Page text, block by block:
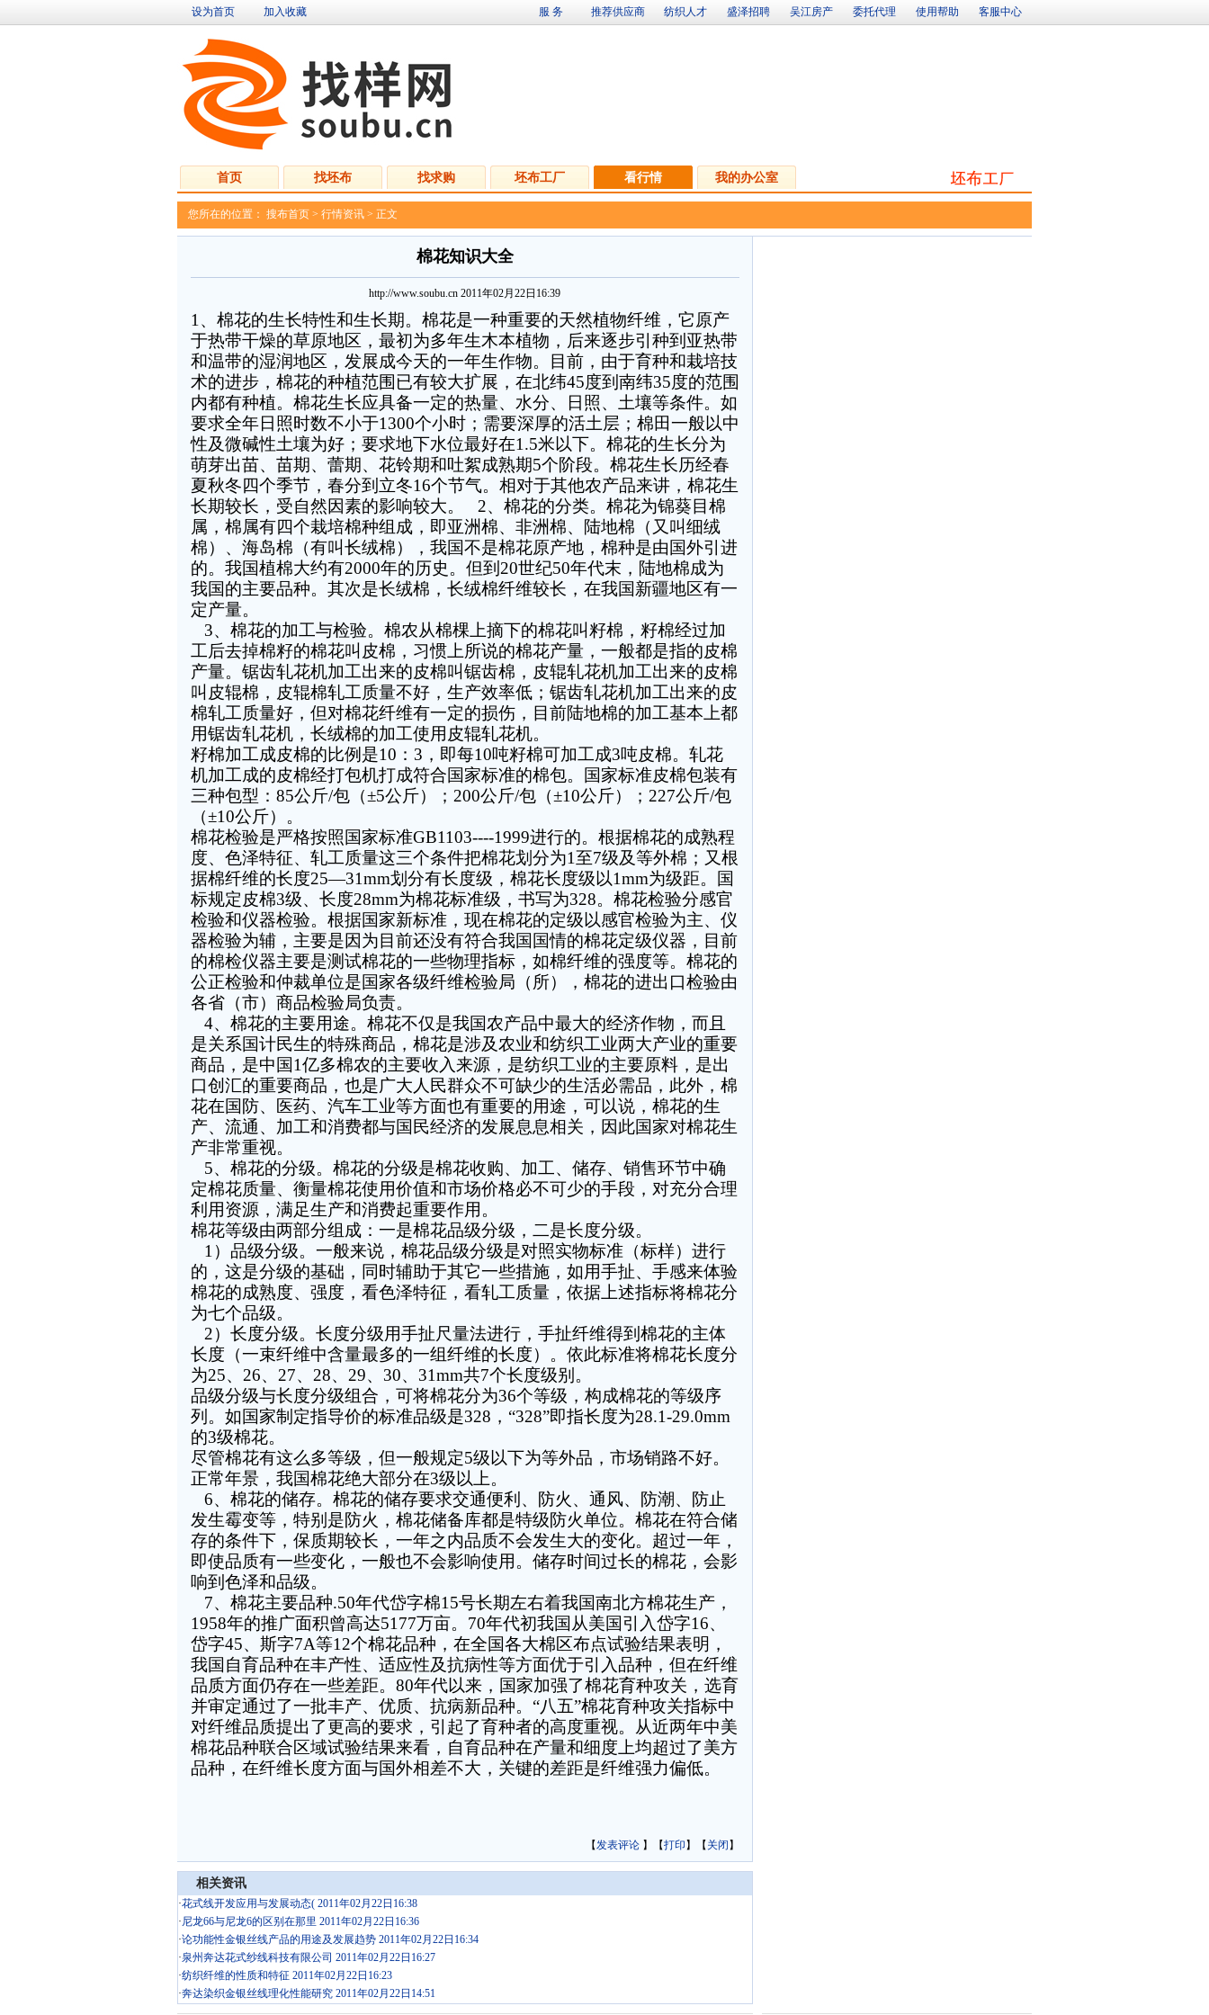
设为首页 加入收藏 服 务 推荐供应商 纺织人才 盛泽招聘 吴江房产 委托代理 使用帮助 客服中心
首页 找坯布 找求购 坯布工厂 看行情 我的办公室
您所在的位置： 搜布首页 > 行情资讯 > 正文
棉花知识大全
http://www.soubu.cn 2011年02月22日16:39
1 、棉花的生长特性和生长期。棉花是一种重要的天然植物纤维，它原产
于热带干燥的草原地区，最初为多年生木本植物，后来逐步引种到亚热带
和温带的湿润地区，发展成今天的一年生作物。目前，由于育种和栽培技
术的进步，棉花的种植范围已有较大扩展，在北纬45度到南纬35度的范围
内都有种植。棉花生长应具备一定的热量、水分、日照、土壤等条件。如
要求全年日照时数不小于1300个小时；需要深厚的活土层；棉田一般以中
性及微碱性土壤为好；要求地下水位最好在1.5米以下。棉花的生长分为
萌芽出苗、苗期、蕾期、花铃期和吐絮成熟期5个阶段。棉花生长历经春
夏秋冬四个季节，春分到立冬16个节气。相对于其他农产品来讲，棉花生
长期较长，受自然因素的影响较大。
2、棉花的分类。棉花为锦葵目棉
属，棉属有四个栽培棉种组成，即亚洲棉、非洲棉、陆地棉（又叫细绒
棉）、海岛棉（有叫长绒棉），我国不是棉花原产地，棉种是由国外引进
的。我国植棉大约有2000年的历史。但到 20世纪50年代末，陆地棉成为
我国的主要品种。其次是长绒棉，长绒棉纤维较长，在我国新疆地区有一
定产量。
3、棉花的加工与检验。棉农从棉棵上摘下的棉花叫籽棉，籽棉经过加
工后去掉棉籽的棉花叫皮棉，习惯上所说的棉花产量，一般都是指的皮棉
产量。锯齿轧花机加工出来的皮棉叫锯齿棉，皮辊轧花机加工出来的皮棉
叫皮辊棉，皮辊棉轧工质量不好，生产效率低；锯齿轧花机加工出来的皮
棉轧工质量好，但对棉花纤维有一定的损伤，目前陆地棉的加工基本上都
用锯齿轧花机，长绒棉的加工使用皮辊轧花机。
籽棉加工成皮棉的比例是10 ： 3 ，即每10吨籽棉可加工成3吨皮棉。轧花
机加工成的皮棉经打包机打成符合国家标准的棉包。国家标准皮棉包装有
三种包型： 85公斤/包（±5公斤）； 200公斤/包（±10公斤）； 227公斤/包
（±10公斤）。
棉花检验是严格按照国家标准GB1103----1999进行的。根据棉花的成熟程
度、色泽特征、轧工质量这三个条件把棉花划分为1至7级及等外棉；又根
据棉纤维的长度25—31mm划分有长度级，棉花长度级以1mm为级距。国
标规定皮棉3级、长度28mm为棉花标准级，书写为328。棉花检验分感官
检验和仪器检验。根据国家新标准，现在棉花的定级以感官检验为主、仪
器检验为辅，主要是因为目前还没有符合我国国情的棉花定级仪器，目前
的棉检仪器主要是测试棉花的一些物理指标，如棉纤维的强度等。棉花的
公正检验和仲裁单位是国家各级纤维检验局（所），棉花的进出口检验由
各省（市）商品检验局负责。
4、棉花的主要用途。棉花不仅是我国农产品中最大的经济作物，而且
是关系国计民生的特殊商品，棉花是涉及农业和纺织工业两大产业的重要
商品，是中国1亿多棉农的主要收入来源，是纺织工业的主要原料，是出
口创汇的重要商品，也是广大人民群众不可缺少的生活必需品，此外，棉
花在国防、医药、汽车工业等方面也有重要的用途，可以说，棉花的生
产、流通、加工和消费都与国民经济的发展息息相关，因此国家对棉花生
产非常重视。
5、棉花的分级。棉花的分级是棉花收购、加工、储存、销售环节中确
定棉花质量、衡量棉花使用价值和市场价格必不可少的手段，对充分合理
利用资源，满足生产和消费起重要作用。
棉花等级由两部分组成：一是棉花品级分级，二是长度分级。
1 ）品级分级。一般来说，棉花品级分级是对照实物标准（标样）进行
的，这是分级的基础，同时辅助于其它一些措施，如用手扯、手感来体验
棉花的成熟度、强度，看色泽特征，看轧工质量，依据上述指标将棉花分
为七个品级。
2）长度分级。长度分级用手扯尺量法进行，手扯纤维得到棉花的主体
长度（一束纤维中含量最多的一组纤维的长度）。依此标准将棉花长度分
为25、 26、 27、 28、 29、 30、 31mm共7个长度级别。
品级分级与长度分级组合，可将棉花分为36个等级，构成棉花的等级序
列。如国家制定指导价的标准品级是328 ， “328”即指长度为28.1-29.0mm
的3级棉花。
尽管棉花有这么多等级，但一般规定5级以下为等外品，市场销路不好。
正常年景，我国棉花绝大部分在3级以上。
6、棉花的储存。棉花的储存要求交通便利、防火、通风、防潮、防止
发生霉变等，特别是防火，棉花储备库都是特级防火单位。棉花在符合储
存的条件下，保质期较长，一年之内品质不会发生大的变化。超过一年，
即使品质有一些变化，一般也不会影响使用。储存时间过长的棉花，会影
响到色泽和品级。
7、棉花主要品种.50年代岱字棉15号长期左右着我国南北方棉花生产，
1958年的推广面积曾高达5177万亩。 70年代初我国从美国引入岱字16、
岱字45、斯字7A等12个棉花品种，在全国各大棉区布点试验结果表明，
我国自育品种在丰产性、适应性及抗病性等方面优于引入品种，但在纤维
品质方面仍存在一些差距。 80年代以来，国家加强了棉花育种攻关，选育
并审定通过了一批丰产、优质、抗病新品种。 “八五”棉花育种攻关指标中
对纤维品质提出了更高的要求，引起了育种者的高度重视。从近两年中美
棉花品种联合区域试验结果来看，自育品种在产量和细度上均超过了美方
品种，在纤维长度方面与国外相差不大，关键的差距是纤维强力偏低。
【发表评论 】【打印 】【 关闭 】
相关资讯
·花式线开发应用与发展动态( 2011年02月22日16:38
·尼龙66与尼龙6的区别在那里 2011年02月22日16:36
·论功能性金银丝线产品的用途及发展趋势 2011年02月22日16:34
·泉州奔达花式纱线科技有限公司 2011年02月22日16:27
·纺织纤维的性质和特征 2011年02月22日16:23
·奔达染织金银丝线理化性能研究 2011年02月22日14:51